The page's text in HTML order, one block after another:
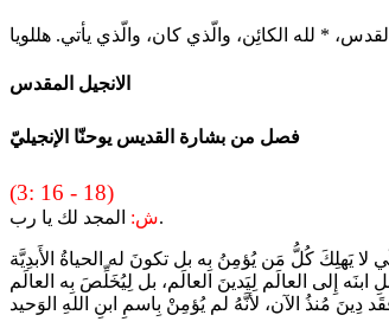
الانجيل المقدس
فصل من بشارة القديس يوحنّا الإنجيليّ
(3: 16 - 18)
ش:المجد لك يا رب.
لا يَهلِكَ كُلُّ مَن يُؤمِنُ بِه بل تكونَ له الحياةُ الأَبدِيَّة